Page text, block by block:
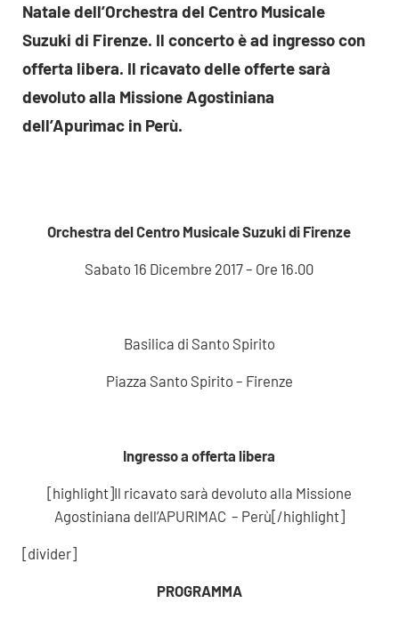
Natale dell’Orchestra del Centro Musicale
Suzuki di Firenze. Il concerto è ad ingresso con
offerta libera. Il ricavato delle offerte sarà
devoluto alla Missione Agostiniana
dell’Apurìmac in Perù.
Orchestra del Centro Musicale Suzuki di Firenze
Sabato 16 Dicembre 2017 – Ore 16.00
Basilica di Santo Spirito
Piazza Santo Spirito – Firenze
Ingresso a offerta libera
[highlight]Il ricavato sarà devoluto alla Missione
Agostiniana dell’APURIMAC – Perù[/highlight]
[divider]
PROGRAMMA